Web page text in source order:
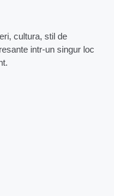
cultura, stil de
intr-un singur loc